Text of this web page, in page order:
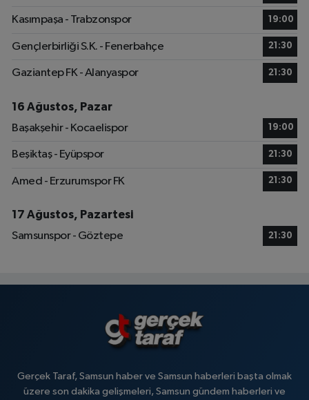
Kasımpaşa - Trabzonspor 19:00
Gençlerbirliği S.K. - Fenerbahçe 21:30
Gaziantep FK - Alanyaspor 21:30
16 Ağustos, Pazar
Başakşehir - Kocaelispor
19:00
Beşiktaş - Eyüpspor 21:30
Amed - Erzurumspor FK 21:30
17 Ağustos, Pazartesi
Samsunspor - Göztepe
21:30
Gerçek Taraf, Samsun haber ve Samsun haberleri başta olmak
üzere son dakika gelişmeleri, Samsun gündem haberleri ve